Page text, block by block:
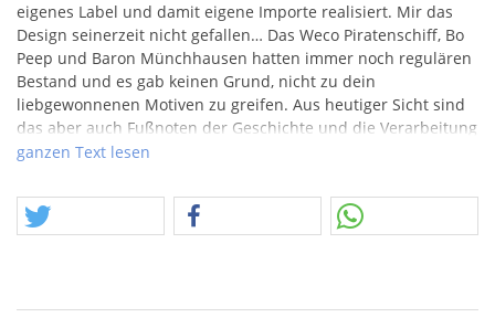
eigenes Label und damit eigene Importe realisiert. Mir das
Design seinerzeit nicht gefallen… Das Weco Piratenschiff, Bo
Peep und Baron Münchhausen hatten immer noch regulären
Bestand und es gab keinen Grund, nicht zu dein
liebgewonnenen Motiven zu greifen. Aus heutiger Sicht sind
das aber auch Fußnoten der Geschichte und die Verarbeitung
entsprach mind. dem Stand Ende der 90er Anf. 2000.
zweite Jahreshälfte nimmt im fortgeschrittenen September
immer mehr Fahrt auf. Wir wollen versuchen die Taktzahl zu
Bitte beachtet, dass dieses Angebot in die Rubrik
ganzen Text lesen